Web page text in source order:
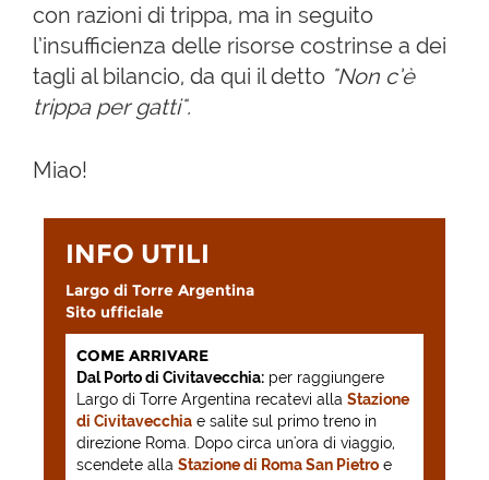
con razioni di trippa, ma in seguito
l’insufficienza delle risorse costrinse a dei
tagli al bilancio, da qui il detto "Non c’è
trippa per gatti".
Miao!
INFO UTILI
Largo di Torre Argentina
Sito ufficiale
COME ARRIVARE
Dal Porto di Civitavecchia: per raggiungere
Largo di Torre Argentina recatevi alla Stazione
di Civitavecchia e salite sul primo treno in
direzione Roma. Dopo circa un'ora di viaggio,
scendete alla Stazione di Roma San Pietro e